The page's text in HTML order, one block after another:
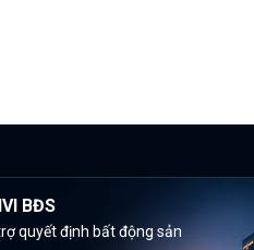
BĐS
quyết định bất động sản